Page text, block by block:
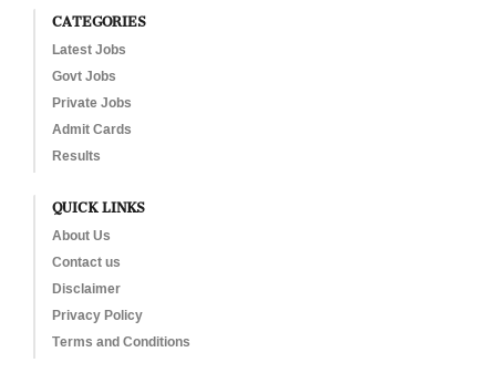
CATEGORIES
Latest Jobs
Govt Jobs
Private Jobs
Admit Cards
Results
QUICK LINKS
About Us
Contact us
Disclaimer
Privacy Policy
Terms and Conditions